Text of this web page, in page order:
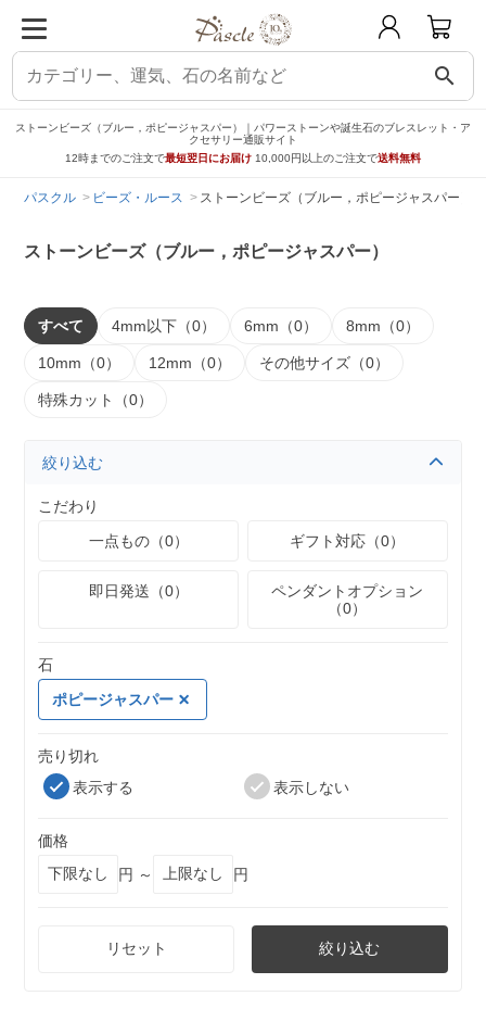
search
ストーンビーズ（ブルー，ポピージャスパー）｜パワーストーンや誕生石のブレスレット・ア
クセサリー通販サイト
12時までのご注文で最短翌日にお届け 10,000円以上のご注文で送料無料
パスクル ビーズ・ルース ストーンビーズ（ブルー，ポピージャスパー）
ストーンビーズ（ブルー，ポピージャスパー）
すべて 4mm以下（0） 6mm（0） 8mm（0）
10mm（0） 12mm（0） その他サイズ（0）
特殊カット（0）
絞り込む
こだわり
一点もの（0）
ギフト対応（0）
即日発送（0）
ペンダントオプション
（0）
石
ポピージャスパー
売り切れ
表示する
表示しない
価格
円 ～
円
リセット 絞り込む